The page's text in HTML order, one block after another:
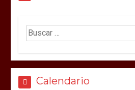
Calendario